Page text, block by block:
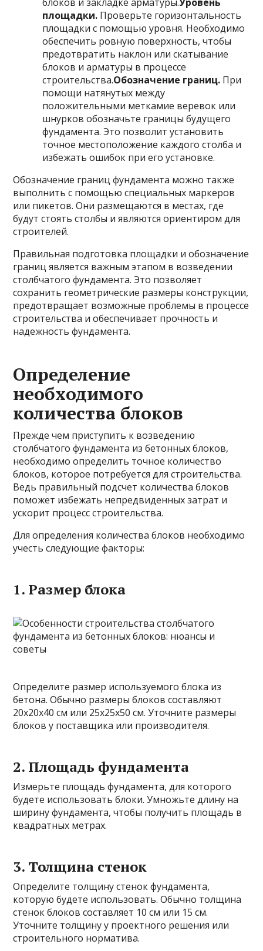
площадки. Проверьте горизонтальность
площадки с помощью уровня. Необходимо
обеспечить ровную поверхность, чтобы
предотвратить наклон или скатывание
блоков и арматуры в процессе
строительства.Обозначение границ. При
помощи натянутых между
положительными меткамие веревок или
шнурков обозначьте границы будущего
фундамента. Это позволит установить
точное местоположение каждого столба и
избежать ошибок при его установке.
Обозначение границ фундамента можно также
выполнить с помощью специальных маркеров
или пикетов. Они размещаются в местах, где
будут стоять столбы и являются ориентиром для
строителей.
Правильная подготовка площадки и обозначение
границ является важным этапом в возведении
столбчатого фундамента. Это позволяет
сохранить геометрические размеры конструкции,
предотвращает возможные проблемы в процессе
строительства и обеспечивает прочность и
надежность фундамента.
Определение
необходимого
количества блоков
Прежде чем приступить к возведению
столбчатого фундамента из бетонных блоков,
необходимо определить точное количество
блоков, которое потребуется для строительства.
Ведь правильный подсчет количества блоков
поможет избежать непредвиденных затрат и
ускорит процесс строительства.
Для определения количества блоков необходимо
учесть следующие факторы:
1. Размер блока
Определите размер используемого блока из
бетона. Обычно размеры блоков составляют
20х20х40 см или 25х25х50 см. Уточните размеры
блоков у поставщика или производителя.
2. Площадь фундамента
Измерьте площадь фундамента, для которого
будете использовать блоки. Умножьте длину на
ширину фундамента, чтобы получить площадь в
квадратных метрах.
3. Толщина стенок
Определите толщину стенок фундамента,
которую будете использовать. Обычно толщина
стенок блоков составляет 10 см или 15 см.
Уточните толщину у проектного решения или
строительного норматива.